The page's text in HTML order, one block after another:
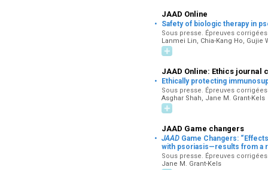
JAAD Online
· Safety of biologic therapy in
Sous presse. Épreuves
Lanmei Lin, Chia-Kang Ho, Gujie
JAAD Online: Ethics journal
· Ethically protecting
Sous presse. Épreuves
Asghar Shah, Jane M. Grant-Kels
JAAD Game changers
· JAAD Game Changers:
with psoriasis—results from a
Sous presse. Épreuves
Jane M. Grant-Kels